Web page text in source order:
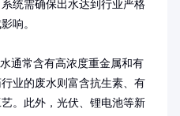
统需确保出水达到行业严格
响。
通常含有高浓度重金属和有
业的废水则富含抗生素、有
。此外，光伏、锂电池等新